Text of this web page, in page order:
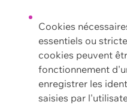
Cookies
essentiels ou
cookies peuvent
fonctionnement
enregistrer les
saisies par